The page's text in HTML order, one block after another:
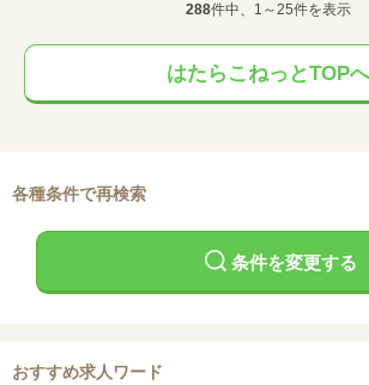
288件中、1～25件を表示
はたらこねっとTOPへ
各種条件で再検索
条件を変更する
おすすめ求人ワード